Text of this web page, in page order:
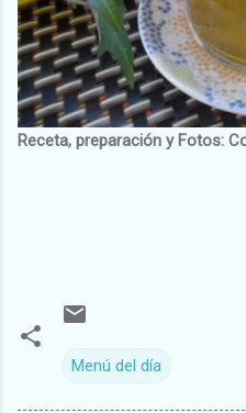
Receta, preparación y Fotos:
Menú del día